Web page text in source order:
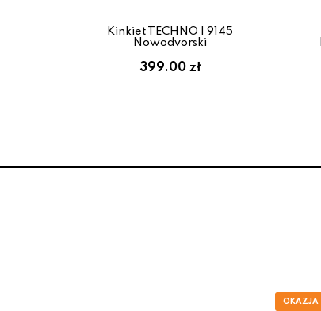
Kinkiet TECHNO I 9145
Nowodvorski
399.00 zł